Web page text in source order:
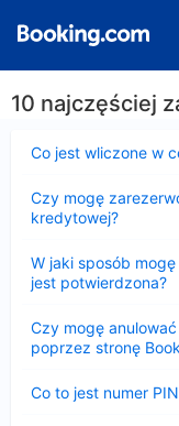
10 najczęściej
Co jest wliczone w
Czy mogę
kredytowej?
W jaki sposób
jest potwierdzona?
Czy mogę
poprzez stronę
Co to jest numer